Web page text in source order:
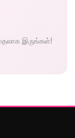
இருங்கள்!